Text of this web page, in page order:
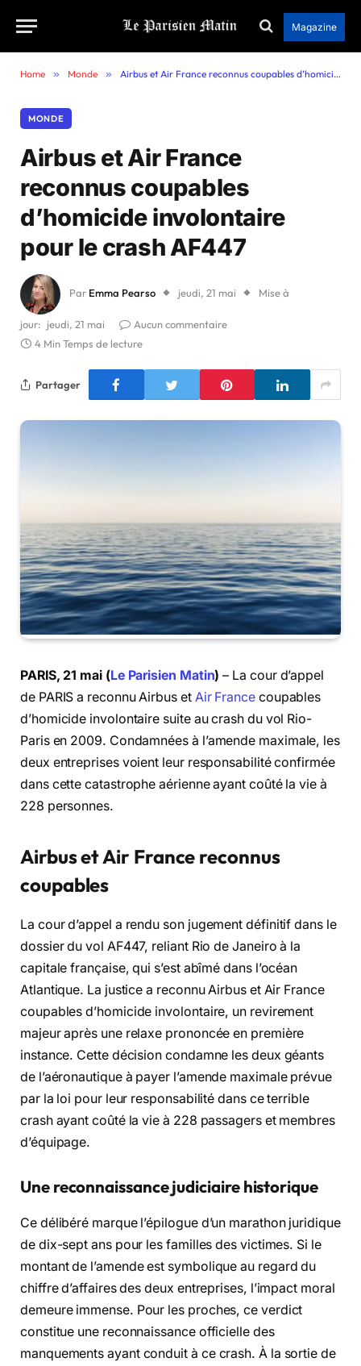
Magazine
Home » Monde » Airbus et Air France reconnus coupables d’homicide involontaire pour le crash AF447
MONDE
Airbus et Air France
reconnus coupables
d’homicide involontaire
pour le crash AF447
Par Emma Pearso jeudi, 21 mai Mise à
jour: jeudi, 21 mai
Aucun commentaire
4 Min Temps de lecture
Partager
PARIS, 21 mai (Le Parisien Matin) – La cour d’appel
de PARIS a reconnu Airbus et Air Francecoupables
d’homicide involontaire suite au crash du vol Rio-
Paris en 2009. Condamnées à l’amende maximale, les
deux entreprises voient leur responsabilité confirmée
dans cette catastrophe aérienne ayant coûté la vie à
228 personnes.
Airbus et Air France reconnus
coupables
La cour d’appel a rendu son jugement définitif dans le
dossier du vol AF447, reliant Rio de Janeiro à la
capitale française, qui s’est abîmé dans l’océan
Atlantique. La justice a reconnu Airbus et Air France
coupables d’homicide involontaire, un revirement
majeur après une relaxe prononcée en première
instance. Cette décision condamne les deux géants
de l’aéronautique à payer l’amende maximale prévue
par la loi pour leur responsabilité dans ce terrible
crash ayant coûté la vie à 228 passagers et membres
d’équipage.
Une reconnaissance judiciaire historique
Ce délibéré marque l’épilogue d’un marathon juridique
de dix-sept ans pour les familles des victimes. Si le
montant de l’amende est symbolique au regard du
chiffre d’affaires des deux entreprises, l’impact moral
demeure immense. Pour les proches, ce verdict
constitue une reconnaissance officielle des
manquements ayant conduit à ce crash. À la sortie de